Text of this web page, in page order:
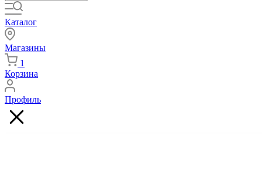
Каталог
Магазины
1
Корзина
Профиль